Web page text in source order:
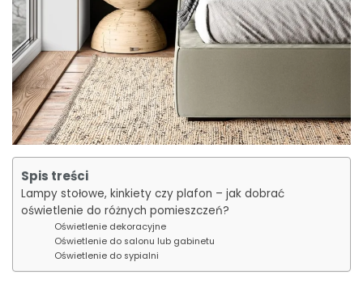
Spis treści
Lampy stołowe, kinkiety czy plafon – jak dobrać
oświetlenie do różnych pomieszczeń?
Oświetlenie dekoracyjne
Oświetlenie do salonu lub gabinetu
Oświetlenie do sypialni